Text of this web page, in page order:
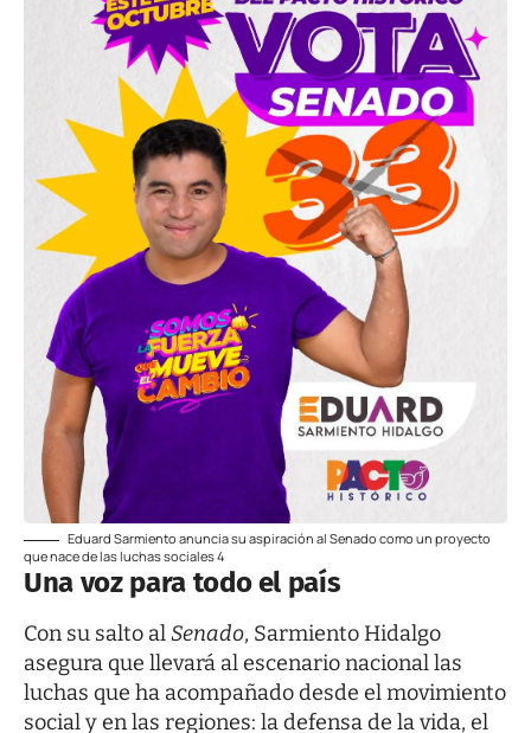
Eduard Sarmiento anuncia su aspiración al Senado como un proyecto
que nace de las luchas sociales 4
Una voz para todo el país
Con su salto alSenado, Sarmiento Hidalgo
asegura que llevará al escenario nacional las
luchas que ha acompañado desde el movimiento
social y en las regiones: la defensa de la vida, el